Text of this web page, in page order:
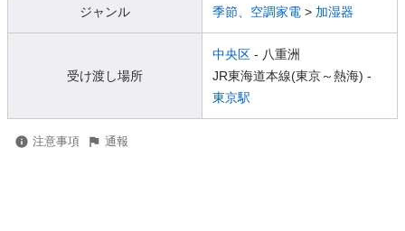
ジャンル 季節、空調家電 > 加湿器
受け渡し場所
中央区 - 八重洲
JR東海道本線(東京～熱海) -
東京駅
注意事項 通報